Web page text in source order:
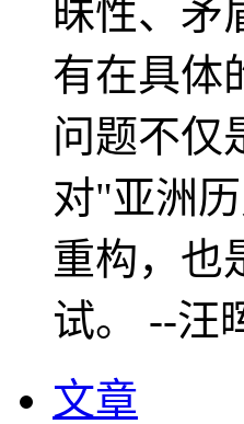
昧性、矛
有在具体
问题不仅
对"亚洲
重构，也
试。 --汪
文章